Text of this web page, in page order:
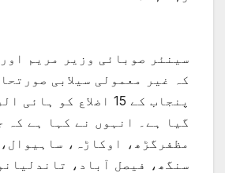
سینئر صوبائی وزیر مریم
کہ غیر معمولی سیلابی
پنجاب کے 15 اضلاع کو
گیا ہے۔ انہوں نے کہا ہے کہ
مظفرگڑھ، اوکاڑہ،
سنگھ، فیصل آباد،